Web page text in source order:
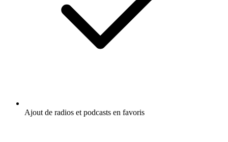
Ajout de radios et podcasts en favoris